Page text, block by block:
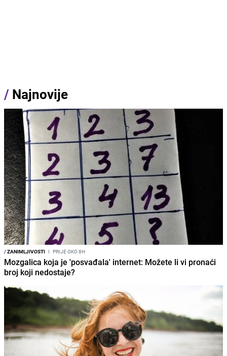
/ Najnovije
/ZANIMLJIVOSTI I PRIJE OKO 8H
Mozgalica koja je 'posvađala' internet: Možete li vi pronaći
broj koji nedostaje?